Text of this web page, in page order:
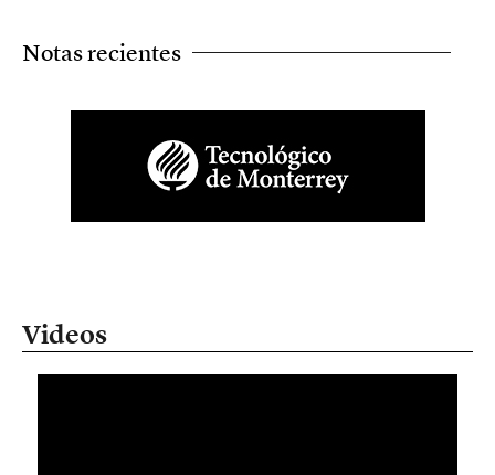
Notas recientes
Videos